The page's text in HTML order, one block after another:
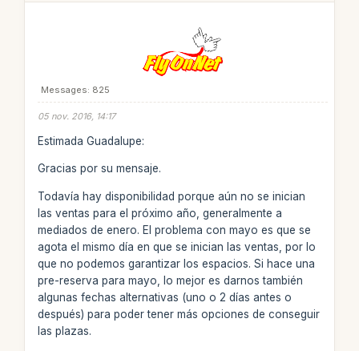
Messages: 825
05 nov. 2016, 14:17
Estimada Guadalupe:
Gracias por su mensaje.
Todavía hay disponibilidad porque aún no se inician
las ventas para el próximo año, generalmente a
mediados de enero. El problema con mayo es que se
agota el mismo día en que se inician las ventas, por lo
que no podemos garantizar los espacios. Si hace una
pre-reserva para mayo, lo mejor es darnos también
algunas fechas alternativas (uno o 2 días antes o
después) para poder tener más opciones de conseguir
las plazas.